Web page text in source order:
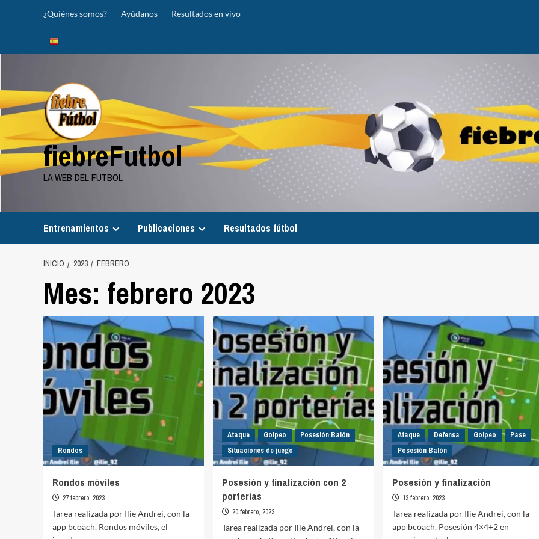
¿Quiénes somos? Ayúdanos Resultados en vivo
fiebreFutbol
LA WEB DEL FÚTBOL
Entrenamientos Publicaciones Resultados fútbol
INICIO 2023 FEBRERO
Mes: febrero 2023
Rondos
Rondos móviles
27 febrero, 2023
Tarea realizada por Ilie Andrei, con la
app bcoach. Rondos móviles, el
Ataque Golpeo
Posesión Balón
Situaciones de juego
Posesión y finalización con 2
porterías
20 febrero, 2023
Tarea realizada por Ilie Andrei, con la
Ataque Defensa Golpeo
Pase
Posesión Balón
Posesión y finalización
13 febrero, 2023
Tarea realizada por Ilie Andrei, con la
app bcoach. Posesión 4×4+2 en